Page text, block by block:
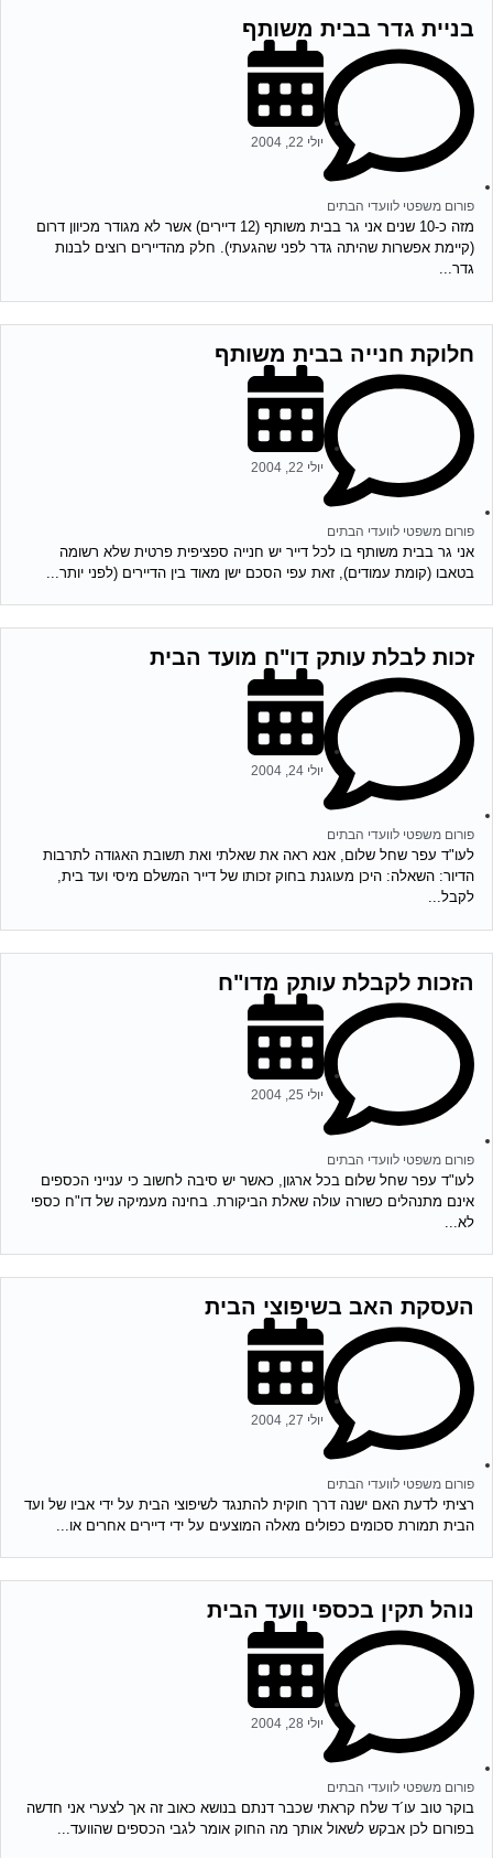
בניית גדר בבית משותף
פורום משפטי לוועדי הבתים
יולי 22, 2004
מזה כ-10 שנים אני גר בבית משותף (12 דיירים) אשר לא מגודר מכיוון דרום
(קיימת אפשרות שהיתה גדר לפני שהגעתי). חלק מהדיירים רוצים לבנות
גדר...
חלוקת חנייה בבית משותף
פורום משפטי לוועדי הבתים
יולי 22, 2004
אני גר בבית משותף בו לכל דייר יש חנייה ספציפית פרטית שלא רשומה
בטאבו (קומת עמודים), זאת עפי הסכם ישן מאוד בין הדיירים (לפני יותר...
זכות לבלת עותק דו"ח מועד הבית
פורום משפטי לוועדי הבתים
יולי 24, 2004
לעו"ד עפר שחל שלום, אנא ראה את שאלתי ואת תשובת האגודה לתרבות
הדיור: השאלה: היכן מעוגנת בחוק זכותו של דייר המשלם מיסי ועד בית,
לקבל...
הזכות לקבלת עותק מדו"ח
פורום משפטי לוועדי הבתים
יולי 25, 2004
לעו"ד עפר שחל שלום בכל ארגון, כאשר יש סיבה לחשוב כי ענייני הכספים
אינם מתנהלים כשורה עולה שאלת הביקורת. בחינה מעמיקה של דו"ח כספי
לא...
העסקת האב בשיפוצי הבית
פורום משפטי לוועדי הבתים
יולי 27, 2004
רציתי לדעת האם ישנה דרך חוקית להתנגד לשיפוצי הבית על ידי אביו של ועד
הבית תמורת סכומים כפולים מאלה המוצעים על ידי דיירים אחרים או...
נוהל תקין בכספי וועד הבית
פורום משפטי לוועדי הבתים
יולי 28, 2004
בוקר טוב עו´ד שלח קראתי שכבר דנתם בנושא כאוב זה אך לצערי אני חדשה
בפורום לכן אבקש לשאול אותך מה החוק אומר לגבי הכספים שהוועד...